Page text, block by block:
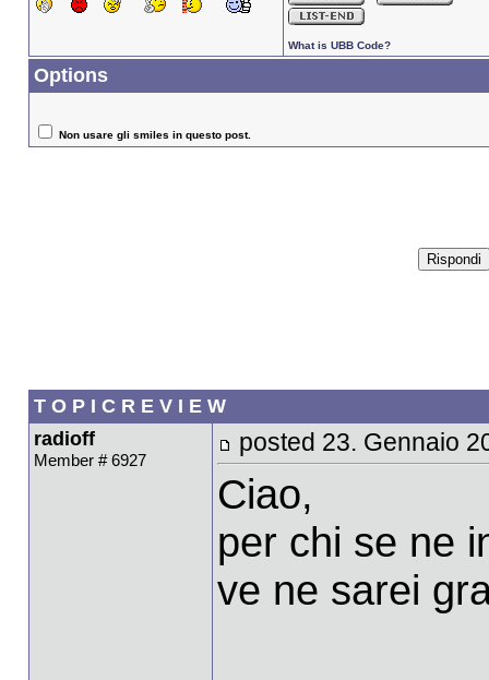
What is UBB Code?
Options
Non usare gli smiles in questo post.
T O P I C R E V I E W
radioff
Member # 6927
posted 23. Gennaio
Ciao,
per chi se ne
ve ne sarei